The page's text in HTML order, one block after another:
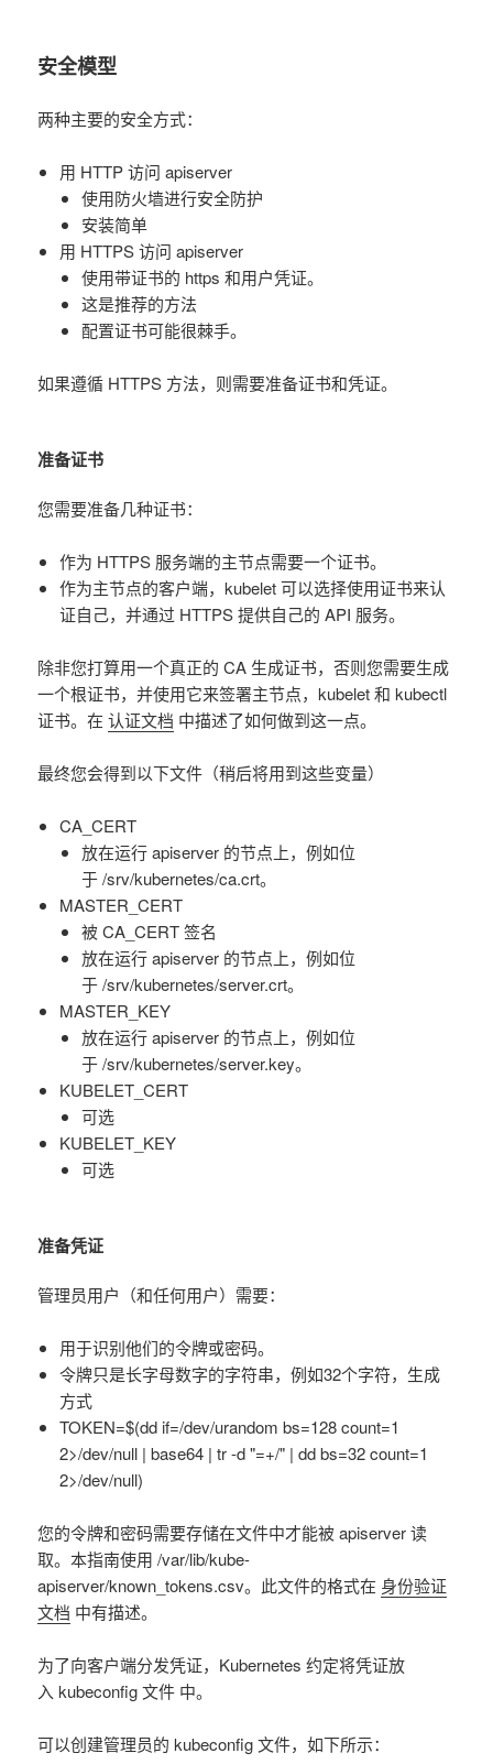
安全模型
两种主要的安全方式：
用 HTTP 访问 apiserver
使用防火墙进行安全防护
安装简单
用 HTTPS 访问 apiserver
使用带证书的 https 和用户凭证。
这是推荐的方法
配置证书可能很棘手。
如果遵循 HTTPS 方法，则需要准备证书和凭证。
准备证书
您需要准备几种证书：
作为 HTTPS 服务端的主节点需要一个证书。
作为主节点的客户端，kubelet 可以选择使用证书来认
证自己，并通过 HTTPS 提供自己的 API 服务。
除非您打算用一个真正的 CA 生成证书，否则您需要生成
一个根证书，并使用它来签署主节点，kubelet 和 kubectl
证书。在认证文档 中描述了如何做到这一点。
最终您会得到以下文件（稍后将用到这些变量）
CA_CERT
放在运行 apiserver 的节点上，例如位
于 /srv/kubernetes/ca.crt。
MASTER_CERT
被 CA_CERT 签名
放在运行 apiserver 的节点上，例如位
于 /srv/kubernetes/server.crt。
MASTER_KEY
放在运行 apiserver 的节点上，例如位
于 /srv/kubernetes/server.key。
KUBELET_CERT
可选
KUBELET_KEY
可选
准备凭证
管理员用户（和任何用户）需要：
用于识别他们的令牌或密码。
令牌只是长字母数字的字符串，例如32个字符，生成
方式
TOKEN=$(dd if=/dev/urandom bs=128 count=1
2>/dev/null | base64 | tr -d "=+/" | dd bs=32 count=1
2>/dev/null)
您的令牌和密码需要存储在文件中才能被 apiserver 读
取。本指南使用 /var/lib/kube-
apiserver/known_tokens.csv。此文件的格式在 身份验证
文档 中有描述。
为了向客户端分发凭证，Kubernetes 约定将凭证放
入 kubeconfig 文件 中。
可以创建管理员的 kubeconfig 文件，如下所示：